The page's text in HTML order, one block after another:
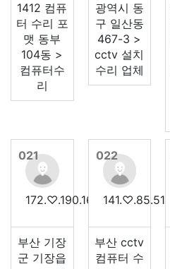
1412 컴퓨
터 수리 포
맷 동부
104동 >
컴퓨터수
리
광역시 동
구 일산동
467-3 >
cctv 설치
수리 업체
021
172.♡.190.162
부산 기장
군 기장읍
022
141.♡.85.51
부산 cctv
컴퓨터 수